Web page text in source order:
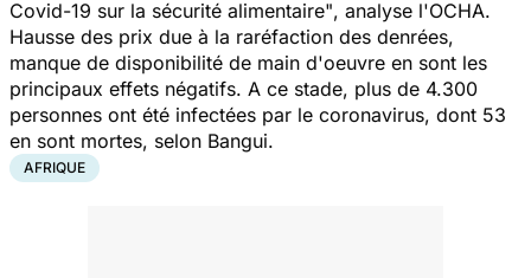
Covid-19 sur la sécurité alimentaire", analyse l'OCHA.
Hausse des prix due à la raréfaction des denrées,
manque de disponibilité de main d'oeuvre en sont les
principaux effets négatifs. A ce stade, plus de 4.300
personnes ont été infectées par le coronavirus, dont 53
en sont mortes, selon Bangui.
AFRIQUE